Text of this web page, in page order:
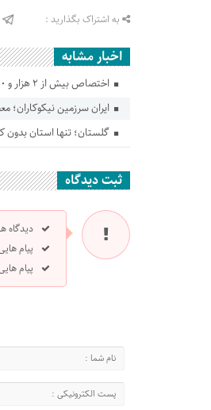
به اشتراک بگذارید :
اخبار مشابه
اختصاص بیش از ۲ هزار و ۲۵۰ میلیارد تومان اعتبار به آموزش و پرورش گلستان
ایران سرزمین نیکوکاران؛ معجزه ۶۱ درصدی خیرین در ساخت
گلستان؛ تنها استان بدون
ثبت دیدگاه
دیدگاه
پیام
پیام